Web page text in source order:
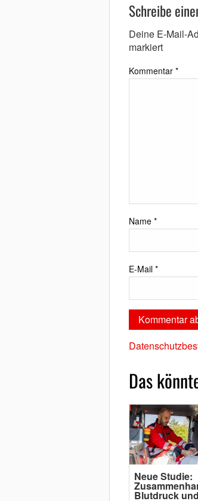
Schreibe
Deine E-Mail-
markiert
Kommentar *
Name *
E-Mail *
Das
Neue Studie:
Blutdruck und